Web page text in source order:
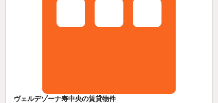
ヴェルデゾーナ寿中央の賃貸物件